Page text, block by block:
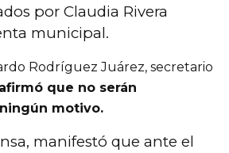
por Claudia Rivera
municipal.
Rodríguez Juárez, secretario
afirmó que no serán
motivo.
manifestó que ante el